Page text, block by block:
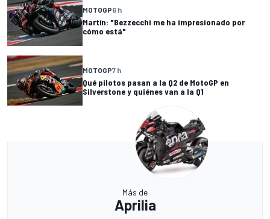
MOTOGP6 h
Martín: "Bezzecchi me ha impresionado por
cómo está"
MOTOGP7 h
Qué pilotos pasan a la Q2 de MotoGP en
Silverstone y quiénes van a la Q1
Más de
Aprilia